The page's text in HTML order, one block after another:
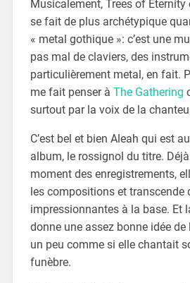
Musicalement, Trees of Eternity
se fait de plus archétypique
« metal gothique »: c’est une
pas mal de claviers, des
particulièrement metal, en fait.
me fait penser à The Gathering
surtout par la voix de la
C’est bel et bien Aleah qui est
album, le rossignol du titre.
moment des enregistrements,
les compositions et transcende
impressionnantes à la base. Et
donne une assez bonne idée de
un peu comme si elle chantait
funèbre.